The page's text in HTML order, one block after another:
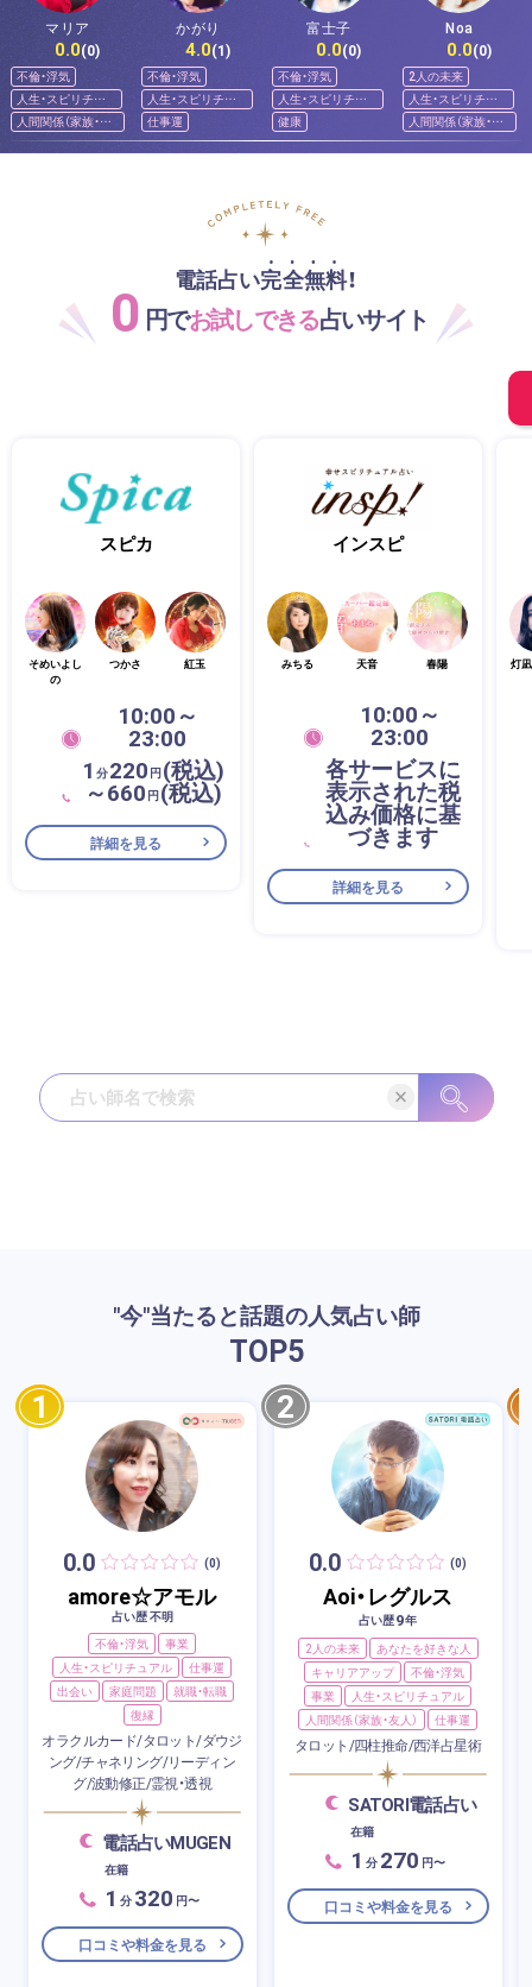
マリア
0.0(0)
不倫・浮気
人生・スピリチュ
アル
人間関係（家族・友
人）
かがり
4.0(1)
不倫・浮気
人生・スピリチュ
アル
仕事運
富士子
0.0(0)
不倫・浮気
人生・スピリチュ
アル
健康
Noa
0.0(0)
2人の未来
人生・スピリチュ
アル
人間関係（家族・友
人）
電話占い完全無料！
0 円でお試しできる占いサイト
スピカ
そめいよし
の
つかさ 紅玉
10:00～
23:00
1 分220 円(税込)
～660 円(税込)
詳細を見る
インスピ
みちる 天音 春陽
10:00～
23:00
各サービスに
表示された税
込み価格に基
づきます
詳細を見る
灯
"今"当たると話題の人気占い師
TOP5
1
0.0 (0)
amore☆アモル
占い歴 不明
不倫・浮気
事業
人生・スピリチュアル
仕事運
出会い
家庭問題
就職・転職
復縁
オラクルカード/タロット/ダウジ
ング/チャネリング/リーディン
グ/波動修正/霊視・透視
電話占いMUGEN
在籍
1 分 320 円〜
口コミや料金を見る
2
0.0 (0)
Aoi・レグルス
占い歴9年
2人の未来
あなたを好きな人
キャリアアップ
不倫・浮気
事業
人生・スピリチュアル
人間関係（家族・友人）
仕事運
タロット/四柱推命/西洋占星術
SATORI電話占い
在籍
1 分 270 円〜
口コミや料金を見る